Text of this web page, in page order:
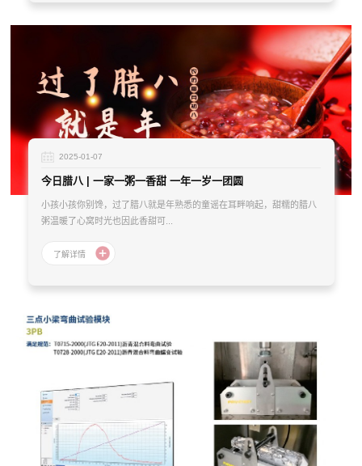
2025-01-07
今日腊八 | 一家一粥一香甜 一年一岁一团圆
小孩小孩你别馋，过了腊八就是年熟悉的童谣在耳畔响起，甜糯的腊八
粥温暖了心窝时光也因此香甜可...